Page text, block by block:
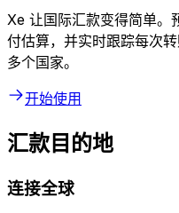
Xe 让国际汇款变得简单。
付估算，并实时跟踪每次
多个国家。
开始使用
汇款目的地
连接全球